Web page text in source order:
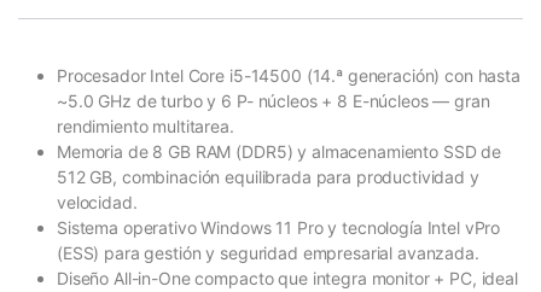
Procesador Intel Core i5-14500 (14.ª generación) con hasta
~5.0 GHz de turbo y 6 P- núcleos + 8 E-núcleos — gran
rendimiento multitarea.
Memoria de 8 GB RAM (DDR5) y almacenamiento SSD de
512 GB, combinación equilibrada para productividad y
velocidad.
Sistema operativo Windows 11 Pro y tecnología Intel vPro
(ESS) para gestión y seguridad empresarial avanzada.
Diseño All-in-One compacto que integra monitor + PC, ideal